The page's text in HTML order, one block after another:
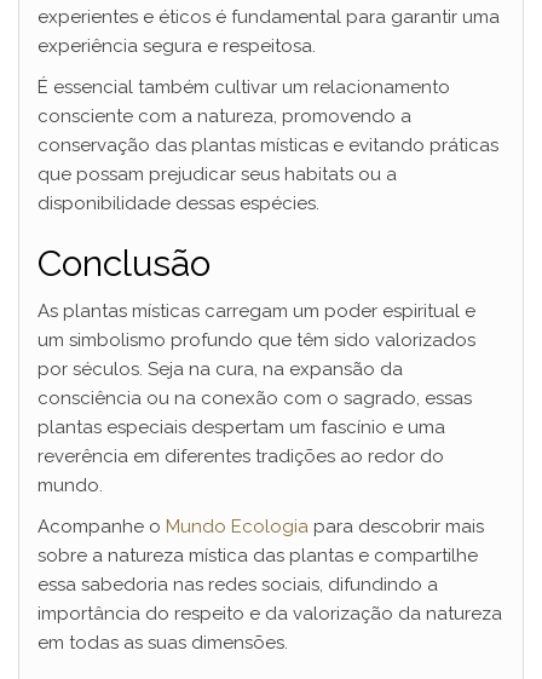
experientes e éticos é fundamental para garantir uma
experiência segura e respeitosa.
É essencial também cultivar um relacionamento
consciente com a natureza, promovendo a
conservação das plantas místicas e evitando práticas
que possam prejudicar seus habitats ou a
disponibilidade dessas espécies.
Conclusão
As plantas místicas carregam um poder espiritual e
um simbolismo profundo que têm sido valorizados
por séculos. Seja na cura, na expansão da
consciência ou na conexão com o sagrado, essas
plantas especiais despertam um fascínio e uma
reverência em diferentes tradições ao redor do
mundo.
Acompanhe o Mundo Ecologia para descobrir mais
sobre a natureza mística das plantas e compartilhe
essa sabedoria nas redes sociais, difundindo a
importância do respeito e da valorização da natureza
em todas as suas dimensões.